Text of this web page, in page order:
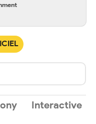
Interactive